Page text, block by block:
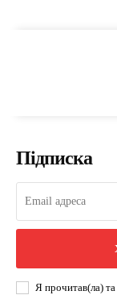
Підписка
Я прочитав(ла)